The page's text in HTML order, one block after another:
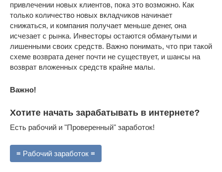
привлечении новых клиентов, пока это возможно. Как
только количество новых вкладчиков начинает
снижаться, и компания получает меньше денег, она
исчезает с рынка. Инвесторы остаются обманутыми и
лишенными своих средств. Важно понимать, что при такой
схеме возврата денег почти не существует, и шансы на
возврат вложенных средств крайне малы.
Важно!
Хотите начать зарабатывать в интернете?
Есть рабочий и "Проверенный" заработок!
≡ Рабочий заработок ≡